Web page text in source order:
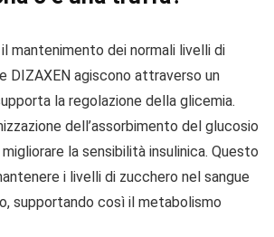
mantenimento dei normali livelli di
DIZAXEN agiscono attraverso un
la regolazione della glicemia.
dell’assorbimento del glucosio
la sensibilità insulinica. Questo
i livelli di zucchero nel sangue
supportando così il metabolismo